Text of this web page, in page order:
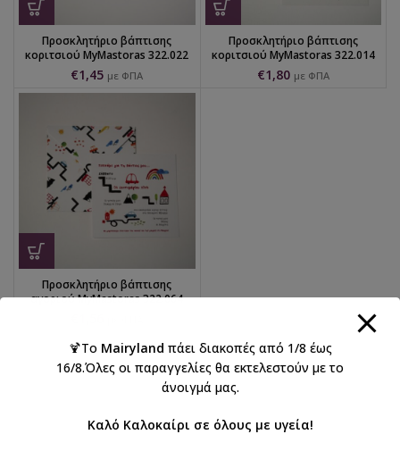
Προσκλητήριο βάπτισης
κοριτσιού MyMastoras 322.022
€1,45 με ΦΠΑ
Προσκλητήριο βάπτισης
κοριτσιού MyMastoras 322.014
€1,80 με ΦΠΑ
Προσκλητήριο βάπτισης
αγοριού MyMastoras 322.064
🍹Το Mairyland πάει διακοπές από 1/8 έως
16/8.Όλες οι παραγγελίες θα εκτελεστούν με το
άνοιγμά μας.
Καλό Καλοκαίρι σε όλους με υγεία!